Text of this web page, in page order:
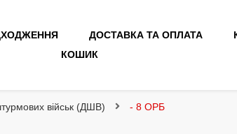
ДОСТАВКА ТА ОПЛАТА
КОШИК
військ (ДШВ) - 8 ОРБ